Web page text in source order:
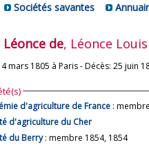
Sociétés savantes
Léonce de, Léonce
mars 1805 à Paris - Décès: 25 juin
d'agriculture de France :
d'agriculture du Cher
du Berry: membre 1854, 1854